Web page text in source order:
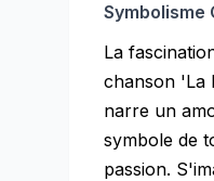
Symbolisme
La
chanson 'La
narre un
symbole de
passion.